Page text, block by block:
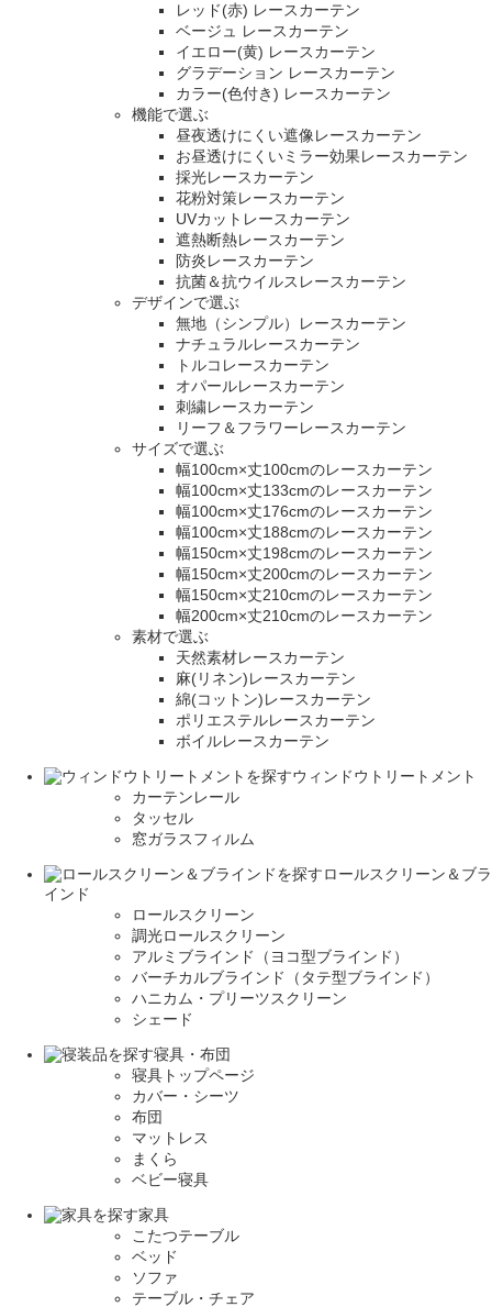
レッド(赤) レースカーテン
ベージュ レースカーテン
イエロー(黄) レースカーテン
グラデーション レースカーテン
カラー(色付き) レースカーテン
機能で選ぶ
昼夜透けにくい遮像レースカーテン
お昼透けにくいミラー効果レースカーテン
採光レースカーテン
花粉対策レースカーテン
UVカットレースカーテン
遮熱断熱レースカーテン
防炎レースカーテン
抗菌＆抗ウイルスレースカーテン
デザインで選ぶ
無地（シンプル）レースカーテン
ナチュラルレースカーテン
トルコレースカーテン
オパールレースカーテン
刺繍レースカーテン
リーフ＆フラワーレースカーテン
サイズで選ぶ
幅100cm×丈100cmのレースカーテン
幅100cm×丈133cmのレースカーテン
幅100cm×丈176cmのレースカーテン
幅100cm×丈188cmのレースカーテン
幅150cm×丈198cmのレースカーテン
幅150cm×丈200cmのレースカーテン
幅150cm×丈210cmのレースカーテン
幅200cm×丈210cmのレースカーテン
素材で選ぶ
天然素材レースカーテン
麻(リネン)レースカーテン
綿(コットン)レースカーテン
ポリエステルレースカーテン
ボイルレースカーテン
ウィンドウトリートメント
カーテンレール
タッセル
窓ガラスフィルム
ロールスクリーン＆ブラ
インド
ロールスクリーン
調光ロールスクリーン
アルミブラインド（ヨコ型ブラインド）
バーチカルブラインド（タテ型ブラインド）
ハニカム・プリーツスクリーン
シェード
寝具・布団
寝具トップページ
カバー・シーツ
布団
マットレス
まくら
ベビー寝具
家具
こたつテーブル
ベッド
ソファ
テーブル・チェア